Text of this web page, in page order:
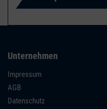
Unternehmen
Impressum
AGB
Datenschutz